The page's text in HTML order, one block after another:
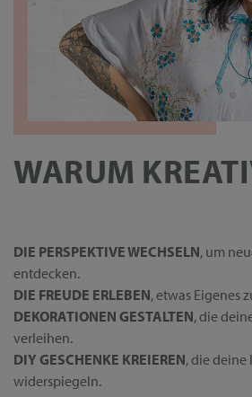
WARUM
DIE PERSPEKTIVE WECHSELN, um
entdecken.
DIE FREUDE ERLEBEN, etwas Eigenes
DEKORATIONEN GESTALTEN, die
verleihen.
DIY GESCHENKE KREIEREN, die
widerspiegeln.